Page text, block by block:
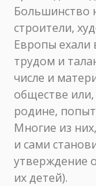
Большинство
строители,
Европы ехали
трудом и
числе и
обществе
родине,
Многие из
и сами
утверждение
их детей).